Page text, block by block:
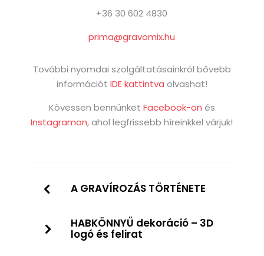
+36 30 602 4830
prima@gravomix.hu
További nyomdai szolgáltatásainkról bővebb
információt IDE kattintva olvashat!
Kövessen bennünket Facebook-on és
Instagramon, ahol legfrissebb híreinkkel várjuk!
A GRAVÍROZÁS TÖRTÉNETE
HABKÖNNYŰ dekoráció – 3D
logó és felirat